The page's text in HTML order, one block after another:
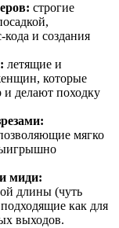
строгие
и создания
летящие и
которые
и делают походку
мягко
миди:
длины (чуть
как для
выходов.